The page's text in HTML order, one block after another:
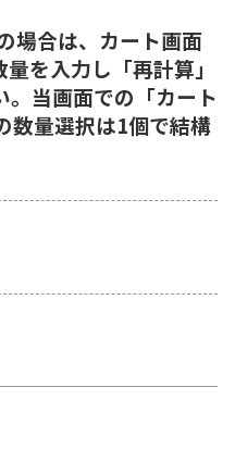
場合は、カート画面
を入力し「再計算」
。当画面での「カート
数量選択は1個で結構